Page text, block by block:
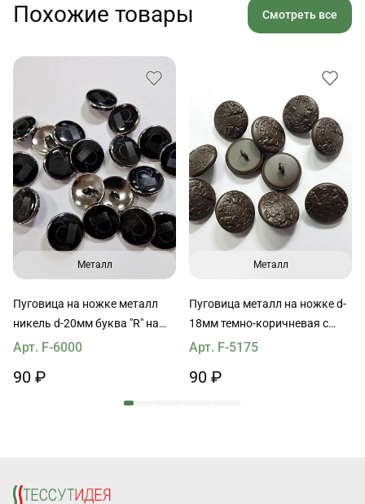
Похожие товары Смотреть все
Металл
Пуговица на ножке металл
никель d-20мм буква "R" на
черном
Арт. F-6000
90 ₽
Металл
Пуговица металл на ножке d-
18мм темно-коричневая с
геральдикой
Арт. F-5175
90 ₽